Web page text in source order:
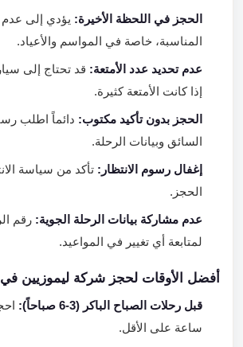
الحجز في اللحظة الأخيرة:يؤدي إلى عدم
المناسبة، خاصة في المواسم والأعياد.
عدم تحديد عدد الأمتعة:قد تحتاج إلى
إذا كانت الأمتعة كثيرة.
الحجز بدون تأكيد مكتوب:دائماً اطلب
السائق وبيانات الرحلة.
إغفال رسوم الانتظار:تأكد من سياسة
الحجز.
عدم مشاركة بيانات الرحلة الجوية:رقم
لمتابعة أي تغيير في المواعيد.
أفضل الأوقات لحجز شركة ليموزيين في
قبل رحلات الصباح الباكر (3-6 صباحاً):
ساعة على الأقل.